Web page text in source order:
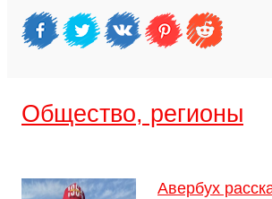
Общество, регионы
Авербух